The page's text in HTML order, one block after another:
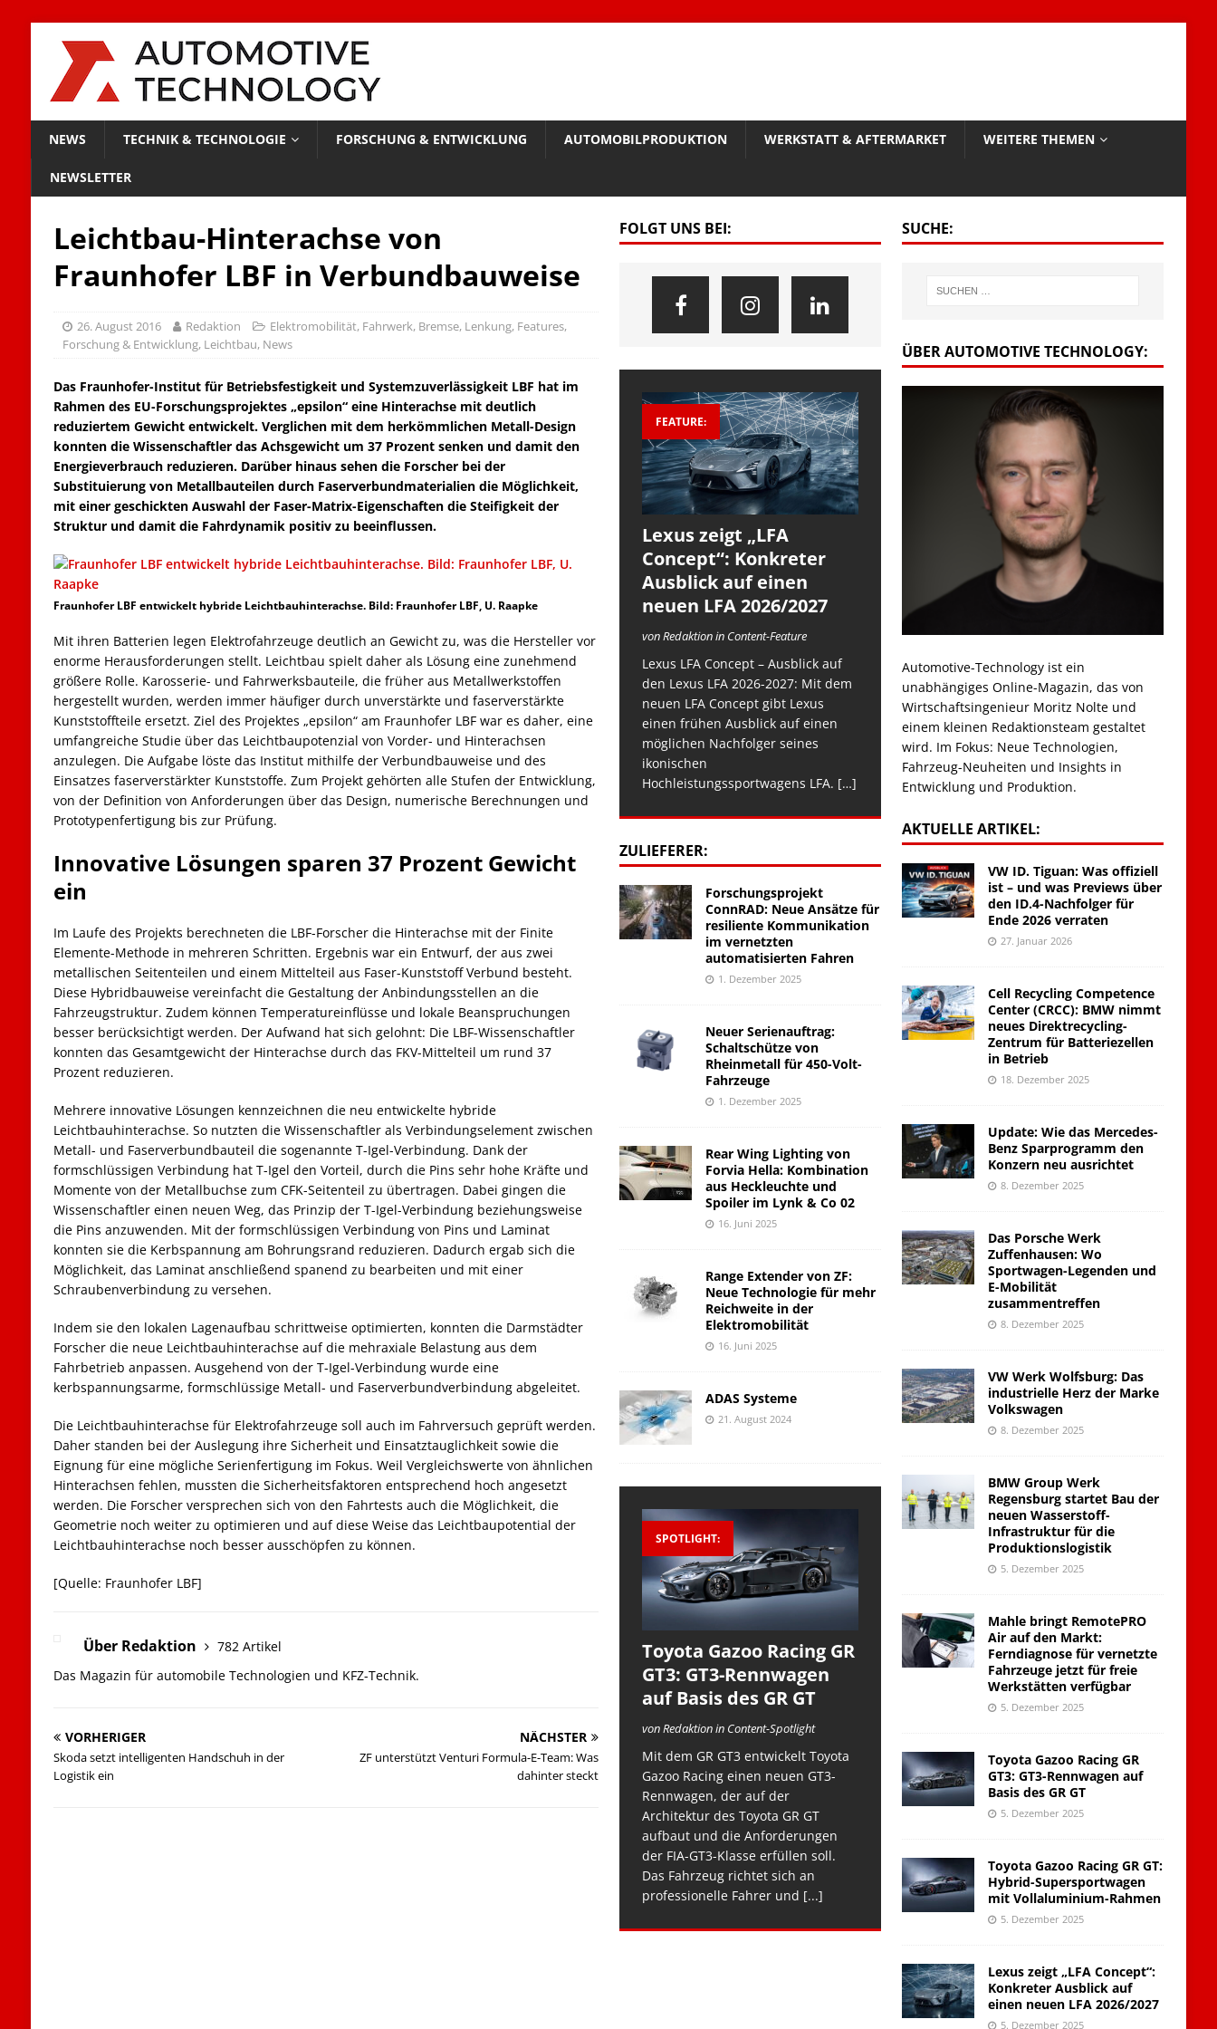
NEWS TECHNIK & TECHNOLOGIE FORSCHUNG & ENTWICKLUNG AUTOMOBILPRODUKTION WERKSTATT & AFTERMARKET WEITERE THEMEN
NEWSLETTER
Leichtbau-Hinterachse von
Fraunhofer LBF in Verbundbauweise
26. August 2016 Redaktion Elektromobilität, Fahrwerk, Bremse, Lenkung, Features,
Forschung & Entwicklung, Leichtbau, News
Das Fraunhofer-Institut für Betriebsfestigkeit und Systemzuverlässigkeit LBF hat im
Rahmen des EU-Forschungsprojektes „epsilon“ eine Hinterachse mit deutlich
reduziertem Gewicht entwickelt. Verglichen mit dem herkömmlichen Metall-Design
konnten die Wissenschaftler das Achsgewicht um 37 Prozent senken und damit den
Energieverbrauch reduzieren. Darüber hinaus sehen die Forscher bei der
Substituierung von Metallbauteilen durch Faserverbundmaterialien die Möglichkeit,
mit einer geschickten Auswahl der Faser-Matrix-Eigenschaften die Steifigkeit der
Struktur und damit die Fahrdynamik positiv zu beeinflussen.
Fraunhofer LBF entwickelt hybride Leichtbauhinterachse. Bild: Fraunhofer LBF, U. Raapke
Mit ihren Batterien legen Elektrofahrzeuge deutlich an Gewicht zu, was die Hersteller vor
enorme Herausforderungen stellt. Leichtbau spielt daher als Lösung eine zunehmend
größere Rolle. Karosserie- und Fahrwerksbauteile, die früher aus Metallwerkstoffen
hergestellt wurden, werden immer häufiger durch unverstärkte und faserverstärkte
Kunststoffteile ersetzt. Ziel des Projektes „epsilon“ am Fraunhofer LBF war es daher, eine
umfangreiche Studie über das Leichtbaupotenzial von Vorder- und Hinterachsen
anzulegen. Die Aufgabe löste das Institut mithilfe der Verbundbauweise und des
Einsatzes faserverstärkter Kunststoffe. Zum Projekt gehörten alle Stufen der Entwicklung,
von der Definition von Anforderungen über das Design, numerische Berechnungen und
Prototypenfertigung bis zur Prüfung.
Innovative Lösungen sparen 37 Prozent Gewicht
ein
Im Laufe des Projekts berechneten die LBF-Forscher die Hinterachse mit der Finite
Elemente-Methode in mehreren Schritten. Ergebnis war ein Entwurf, der aus zwei
metallischen Seitenteilen und einem Mittelteil aus Faser-Kunststoff Verbund besteht.
Diese Hybridbauweise vereinfacht die Gestaltung der Anbindungsstellen an die
Fahrzeugstruktur. Zudem können Temperatureinflüsse und lokale Beanspruchungen
besser berücksichtigt werden. Der Aufwand hat sich gelohnt: Die LBF-Wissenschaftler
konnten das Gesamtgewicht der Hinterachse durch das FKV-Mittelteil um rund 37
Prozent reduzieren.
Mehrere innovative Lösungen kennzeichnen die neu entwickelte hybride
Leichtbauhinterachse. So nutzten die Wissenschaftler als Verbindungselement zwischen
Metall- und Faserverbundbauteil die sogenannte T-Igel-Verbindung. Dank der
formschlüssigen Verbindung hat T-Igel den Vorteil, durch die Pins sehr hohe Kräfte und
Momente von der Metallbuchse zum CFK-Seitenteil zu übertragen. Dabei gingen die
Wissenschaftler einen neuen Weg, das Prinzip der T-Igel-Verbindung beziehungsweise
die Pins anzuwenden. Mit der formschlüssigen Verbindung von Pins und Laminat
konnten sie die Kerbspannung am Bohrungsrand reduzieren. Dadurch ergab sich die
Möglichkeit, das Laminat anschließend spanend zu bearbeiten und mit einer
Schraubenverbindung zu versehen.
Indem sie den lokalen Lagenaufbau schrittweise optimierten, konnten die Darmstädter
Forscher die neue Leichtbauhinterachse auf die mehraxiale Belastung aus dem
Fahrbetrieb anpassen. Ausgehend von der T-Igel-Verbindung wurde eine
kerbspannungsarme, formschlüssige Metall- und Faserverbundverbindung abgeleitet.
Die Leichtbauhinterachse für Elektrofahrzeuge soll auch im Fahrversuch geprüft werden.
Daher standen bei der Auslegung ihre Sicherheit und Einsatztauglichkeit sowie die
Eignung für eine mögliche Serienfertigung im Fokus. Weil Vergleichswerte von ähnlichen
Hinterachsen fehlen, mussten die Sicherheitsfaktoren entsprechend hoch angesetzt
werden. Die Forscher versprechen sich von den Fahrtests auch die Möglichkeit, die
Geometrie noch weiter zu optimieren und auf diese Weise das Leichtbaupotential der
Leichtbauhinterachse noch besser ausschöpfen zu können.
[Quelle: Fraunhofer LBF]
Über Redaktion
782 Artikel
Das Magazin für automobile Technologien und KFZ-Technik.
VORHERIGER
Skoda setzt intelligenten Handschuh in der
Logistik ein
NÄCHSTER
ZF unterstützt Venturi Formula-E-Team: Was
dahinter steckt
FOLGT UNS BEI:
FEATURE:
Lexus zeigt „LFA
Concept“: Konkreter
Ausblick auf einen
neuen LFA 2026/2027
von Redaktion in Content-Feature
Lexus LFA Concept – Ausblick auf
den Lexus LFA 2026-2027: Mit dem
neuen LFA Concept gibt Lexus
einen frühen Ausblick auf einen
möglichen Nachfolger seines
ikonischen
Hochleistungssportwagens LFA. […]
ZULIEFERER:
Forschungsprojekt
ConnRAD: Neue Ansätze für
resiliente Kommunikation
im vernetzten
automatisierten Fahren
1. Dezember 2025
Neuer Serienauftrag:
Schaltschütze von
Rheinmetall für 450-Volt-
Fahrzeuge
1. Dezember 2025
Rear Wing Lighting von
Forvia Hella: Kombination
aus Heckleuchte und
Spoiler im Lynk & Co 02
16. Juni 2025
Range Extender von ZF:
Neue Technologie für mehr
Reichweite in der
Elektromobilität
16. Juni 2025
ADAS Systeme
21. August 2024
SPOTLIGHT:
Toyota Gazoo Racing GR
GT3: GT3-Rennwagen
auf Basis des GR GT
von Redaktion in Content-Spotlight
Mit dem GR GT3 entwickelt Toyota
Gazoo Racing einen neuen GT3-
Rennwagen, der auf der
Architektur des Toyota GR GT
aufbaut und die Anforderungen
der FIA-GT3-Klasse erfüllen soll.
Das Fahrzeug richtet sich an
professionelle Fahrer und [...]
SUCHE:
ÜBER AUTOMOTIVE TECHNOLOGY:
Automotive-Technology ist ein
unabhängiges Online-Magazin, das von
Wirtschaftsingenieur Moritz Nolte und
einem kleinen Redaktionsteam gestaltet
wird. Im Fokus: Neue Technologien,
Fahrzeug-Neuheiten und Insights in
Entwicklung und Produktion.
AKTUELLE ARTIKEL:
VW ID. Tiguan: Was offiziell
ist – und was Previews über
den ID.4-Nachfolger für
Ende 2026 verraten
27. Januar 2026
Cell Recycling Competence
Center (CRCC): BMW nimmt
neues Direktrecycling-
Zentrum für Batteriezellen
in Betrieb
18. Dezember 2025
Update: Wie das Mercedes-
Benz Sparprogramm den
Konzern neu ausrichtet
8. Dezember 2025
Das Porsche Werk
Zuffenhausen: Wo
Sportwagen-Legenden und
E-Mobilität
zusammentreffen
8. Dezember 2025
VW Werk Wolfsburg: Das
industrielle Herz der Marke
Volkswagen
8. Dezember 2025
BMW Group Werk
Regensburg startet Bau der
neuen Wasserstoff-
Infrastruktur für die
Produktionslogistik
5. Dezember 2025
Mahle bringt RemotePRO
Air auf den Markt:
Ferndiagnose für vernetzte
Fahrzeuge jetzt für freie
Werkstätten verfügbar
5. Dezember 2025
Toyota Gazoo Racing GR
GT3: GT3-Rennwagen auf
Basis des GR GT
5. Dezember 2025
Toyota Gazoo Racing GR GT:
Hybrid-Supersportwagen
mit Vollaluminium-Rahmen
5. Dezember 2025
Lexus zeigt „LFA Concept“:
Konkreter Ausblick auf
einen neuen LFA 2026/2027
5. Dezember 2025